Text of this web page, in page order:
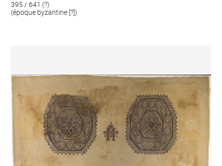
395 / 641 (?)
(époque byzantine [?])